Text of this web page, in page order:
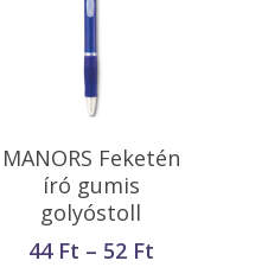
Opciók Választása
MANORS Feketén
író gumis
golyóstoll
44 Ft – 52 Ft